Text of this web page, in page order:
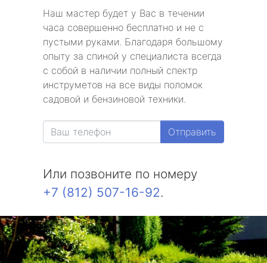
Наш мастер будет у Вас в течении
часа совершенно бесплатно и не с
пустыми руками. Благодаря большому
опыту за спиной у специалиста всегда
с собой в наличии полный спектр
инструметов на все виды поломок
садовой и бензиновой техники.
Отправить
Или позвоните по номеру
+7 (812) 507-16-92.